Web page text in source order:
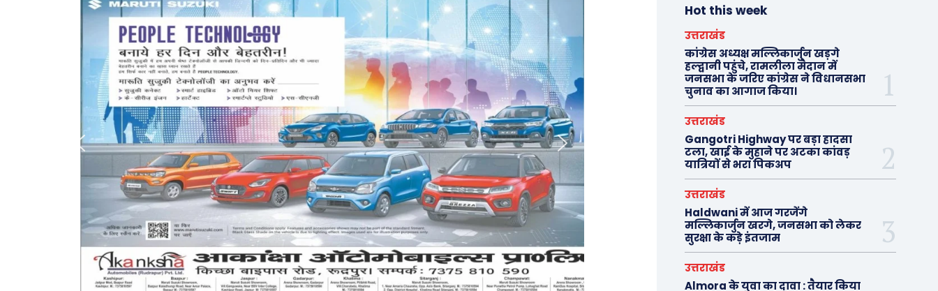
Hot this week
उत्तराखंड
कांग्रेस अध्यक्ष मल्लिकार्जुन खड़गे
हल्द्वानी पहुंचे, रामलीला मैदान में
जनसभा के जरिए कांग्रेस ने विधानसभा
चुनाव का आगाज किया।
उत्तराखंड
Gangotri Highway पर बड़ा हादसा
टला, खाई के मुहाने पर अटका कांवड़
यात्रियों से भरा पिकअप
उत्तराखंड
Haldwani में आज गरजेंगे
मल्लिकार्जुन खरगे, जनसभा को लेकर
सुरक्षा के कड़े इंतजाम
उत्तराखंड
Almora के युवा का दावा : तैयार किया